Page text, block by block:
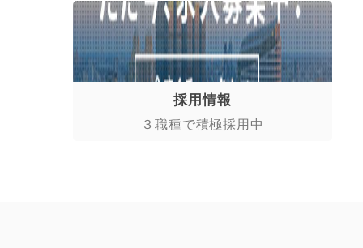
採用情報
３職種で積極採用中